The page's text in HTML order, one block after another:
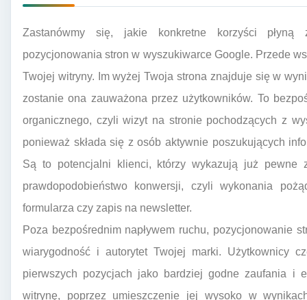
Zastanówmy się, jakie konkretne korzyści płyną
pozycjonowania stron w wyszukiwarce Google. Przede
Twojej witryny. Im wyżej Twoja strona znajduje się w
zostanie ona zauważona przez użytkowników. To
organicznego, czyli wizyt na stronie pochodzących z
ponieważ składa się z osób aktywnie poszukujących
Są to potencjalni klienci, którzy wykazują już pewne
prawdopodobieństwo konwersji, czyli wykonania
formularza czy zapis na newsletter.
Poza bezpośrednim napływem ruchu, pozycjonowanie
wiarygodność i autorytet Twojej marki. Użytkownicy
pierwszych pozycjach jako bardziej godne zaufania i
witrynę, poprzez umieszczenie jej wysoko w